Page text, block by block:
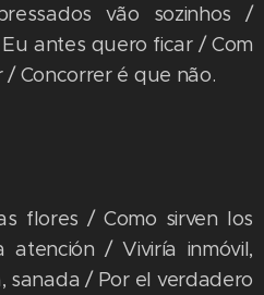
vão sozinhos /
antes quero ficar / Com
Concorrer é que não.
flores / Como sirven los
/ Viviría inmóvil,
sanada / Por el verdadero